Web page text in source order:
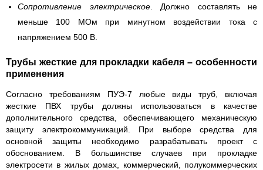
Сопротивление электрическое. Должно составлять не
меньше 100 МОм при минутном воздействии тока с
напряжением 500 В.
Трубы жесткие для прокладки кабеля – особенности
применения
Согласно требованиям ПУЭ-7 любые виды труб, включая
жесткие ПВХ трубы должны использоваться в качестве
дополнительного средства, обеспечивающего механическую
защиту электрокоммуникаций. При выборе средства для
основной защиты необходимо разрабатывать проект с
обоснованием. В большинстве случаев при прокладке
электросети в жилых домах, коммерческий, полукоммерческих